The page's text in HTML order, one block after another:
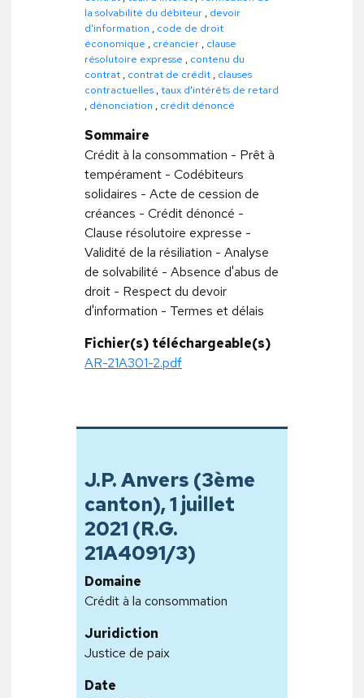
la solvabilité du débiteur , devoir
d'information , code de droit
économique , créancier , clause
résolutoire expresse , contenu du
contrat , contrat de crédit , clauses
contractuelles ,taux d'intérêts de retard
, dénonciation , crédit dénoncé
Sommaire
Crédit à la consommation - Prêt à
tempérament - Codébiteurs
solidaires - Acte de cession de
créances - Crédit dénoncé -
Clause résolutoire expresse -
Validité de la résiliation - Analyse
de solvabilité - Absence d'abus de
droit - Respect du devoir
d'information - Termes et délais
Fichier(s) téléchargeable(s)
AR-21A301-2.pdf
J.P. Anvers (3ème
canton), 1 juillet
2021 (R.G.
21A4091/3)
Domaine
Crédit à la consommation
Juridiction
Justice de paix
Date